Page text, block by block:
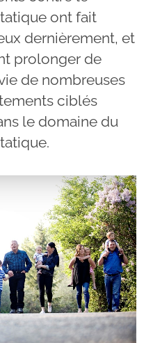
ont fait
dernièrement, et
prolonger de
de nombreuses
ciblés
le domaine du